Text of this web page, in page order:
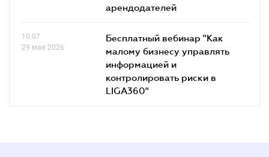
арендодателей
10.07
29 мая 2026
Бесплатный вебинар "Как
малому бизнесу управлять
информацией и
контролировать риски в
LIGA360"